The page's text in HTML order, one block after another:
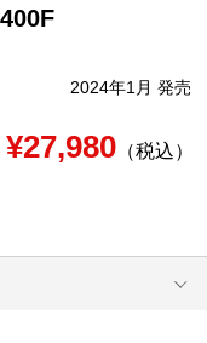
2024年1月 発売
¥27,980（税込）